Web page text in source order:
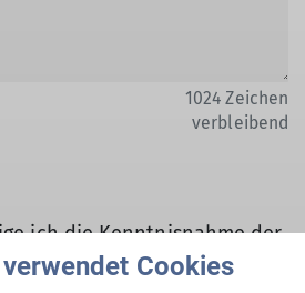
1024 Zeichen
verbleibend
ich die Kenntnisnahme der
*
Cookies